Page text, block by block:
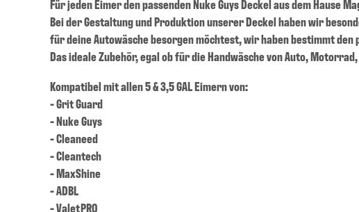
Für jeden Eimer den passenden Nuke Guys Deckel aus dem Hause
Bei der Gestaltung und Produktion unserer Deckel haben wir
für deine Autowäsche besorgen möchtest, wir haben bestimmt den
Das ideale Zubehör, egal ob für die Handwäsche von Auto,
Kompatibel mit allen 5 & 3,5 GAL Eimern von:
- Grit Guard
- Nuke Guys
- Cleaneed
- Cleantech
- MaxShine
- ADBL
- ValetPRO